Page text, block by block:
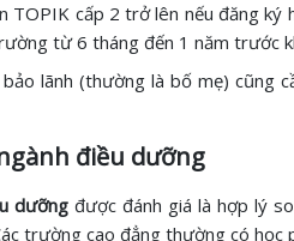
TOPIK cấp 2 trở lên nếu đăng
từ 6 tháng đến 1 năm trước
lãnh (thường là bố mẹ)
điều dưỡng
dưỡngđược đánh giá là hợp lý
trường cao đẳng thường có học